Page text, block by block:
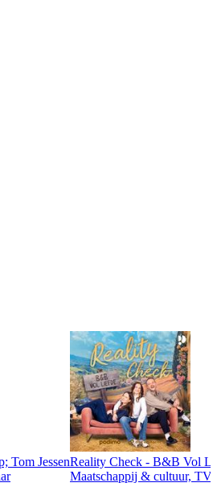
Tom JessenReality Check - B&B Vol
Maatschappij & cultuur,